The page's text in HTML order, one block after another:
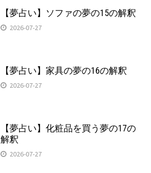
【夢占い】ソファの夢の15の解釈
2026-07-27
【夢占い】家具の夢の16の解釈
2026-07-27
【夢占い】化粧品を買う夢の17の
解釈
2026-07-27